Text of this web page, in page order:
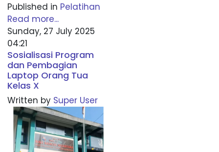
Published in Pelatihan
Read more...
Sunday, 27 July 2025
04:21
Sosialisasi Program
dan Pembagian
Laptop Orang Tua
Kelas X
Written by Super User